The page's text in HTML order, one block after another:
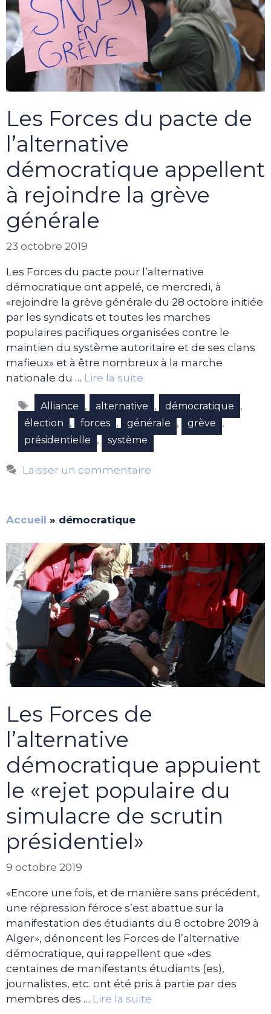
Les Forces du pacte de
l’alternative
démocratique appellent
à rejoindre la grève
générale
23 octobre 2019
Les Forces du pacte pour l’alternative
démocratique ont appelé, ce mercredi, à
«rejoindre la grève générale du 28 octobre initiée
par les syndicats et toutes les marches
populaires pacifiques organisées contre le
maintien du système autoritaire et de ses clans
mafieux» et à être nombreux à la marche
nationale du … Lire la suite
Étiquettes
Alliance , alternative , démocratique ,
élection , forces , générale , grève ,
présidentielle , système
Laisser un commentaire
Accueil » démocratique
Les Forces de
l’alternative
démocratique appuient
le «rejet populaire du
simulacre de scrutin
présidentiel»
9 octobre 2019
«Encore une fois, et de manière sans précédent,
une répression féroce s’est abattue sur la
manifestation des étudiants du 8 octobre 2019 à
Alger», dénoncent les Forces de l’alternative
démocratique, qui rappellent que «des
centaines de manifestants étudiants (es),
journalistes, etc. ont été pris à partie par des
membres des … Lire la suite